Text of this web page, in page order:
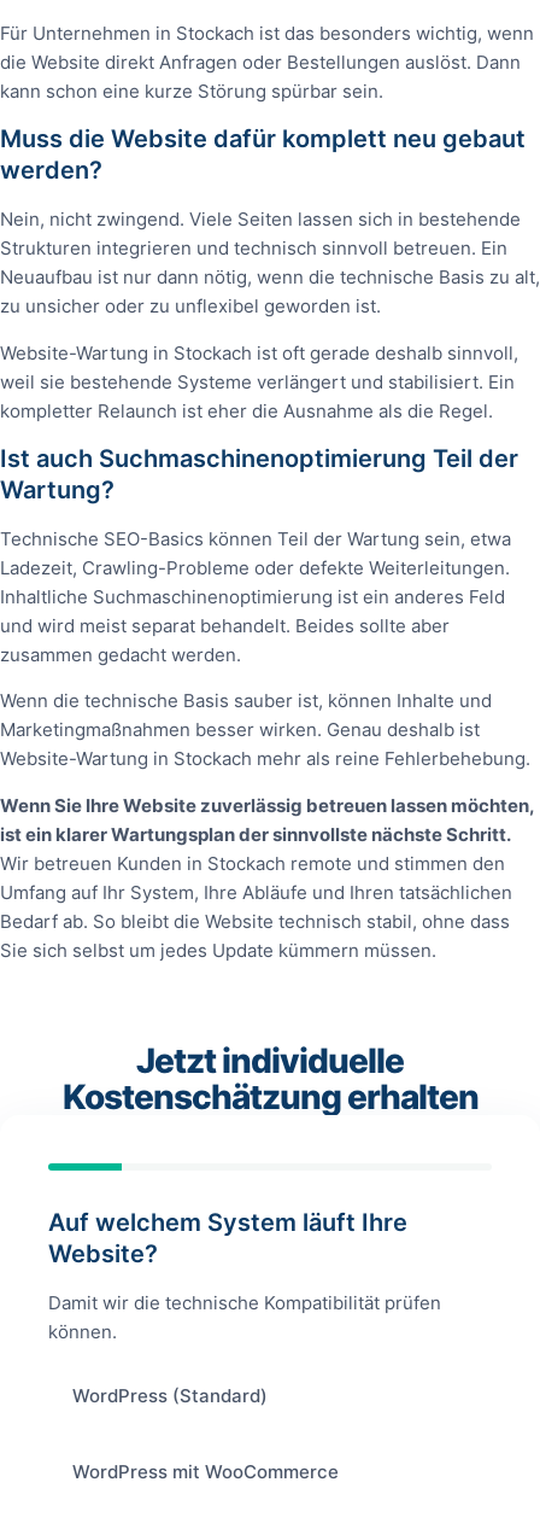
Für Unternehmen in Stockach ist das besonders wichtig, wenn
die Website direkt Anfragen oder Bestellungen auslöst. Dann
kann schon eine kurze Störung spürbar sein.
Muss die Website dafür komplett neu gebaut
werden?
Nein, nicht zwingend. Viele Seiten lassen sich in bestehende
Strukturen integrieren und technisch sinnvoll betreuen. Ein
Neuaufbau ist nur dann nötig, wenn die technische Basis zu alt,
zu unsicher oder zu unflexibel geworden ist.
Website-Wartung in Stockach ist oft gerade deshalb sinnvoll,
weil sie bestehende Systeme verlängert und stabilisiert. Ein
kompletter Relaunch ist eher die Ausnahme als die Regel.
Ist auch Suchmaschinenoptimierung Teil der
Wartung?
Technische SEO-Basics können Teil der Wartung sein, etwa
Ladezeit, Crawling-Probleme oder defekte Weiterleitungen.
Inhaltliche Suchmaschinenoptimierung ist ein anderes Feld
und wird meist separat behandelt. Beides sollte aber
zusammen gedacht werden.
Wenn die technische Basis sauber ist, können Inhalte und
Marketingmaßnahmen besser wirken. Genau deshalb ist
Website-Wartung in Stockach mehr als reine Fehlerbehebung.
Wenn Sie Ihre Website zuverlässig betreuen lassen möchten,
ist ein klarer Wartungsplan der sinnvollste nächste Schritt.
Wir betreuen Kunden in Stockach remote und stimmen den
Umfang auf Ihr System, Ihre Abläufe und Ihren tatsächlichen
Bedarf ab. So bleibt die Website technisch stabil, ohne dass
Sie sich selbst um jedes Update kümmern müssen.
Jetzt individuelle
Kostenschätzung erhalten
Auf welchem System läuft Ihre
Website?
Damit wir die technische Kompatibilität prüfen
können.
WordPress (Standard)
WordPress mit WooCommerce